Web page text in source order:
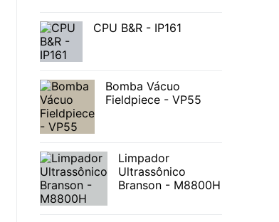
CPU B&R - IP161
Bomba Vácuo
Fieldpiece - VP55
Limpador
Ultrassônico
Branson - M8800H